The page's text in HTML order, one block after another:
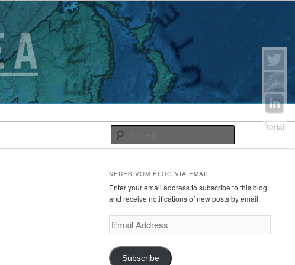
NEUES VOM BLOG VIA EMAIL:
Enter your email address to subscribe to this blog
and receive notifications of new posts by email.
Email
Address
Subscribe